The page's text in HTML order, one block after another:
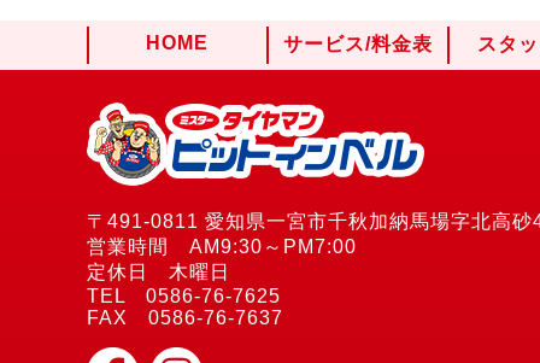
HOME サービス/料金表 スタ
〒491-0811 愛知県一宮市千秋加納馬場字北高砂
営業時間 AM9:30～PM7:00
定休日 木曜日
TEL 0586-76-7625
FAX 0586-76-7637